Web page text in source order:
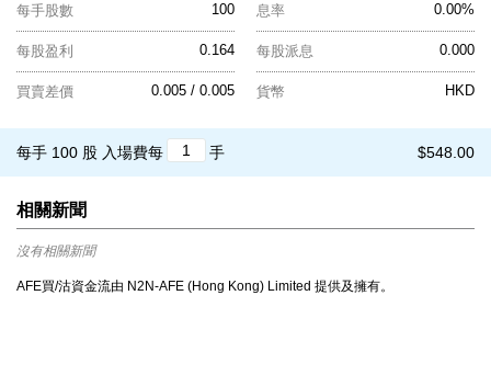
100
每手股數 0.00%
息率
0.164
每股盈利 0.000
每股派息
0.005 / 0.005
買賣差價 HKD
貨幣
$548.00
每手 100 股 入場費每 手
相關新聞
沒有相關新聞
AFE買/沽資金流由 N2N-AFE (Hong Kong) Limited 提供及擁有。